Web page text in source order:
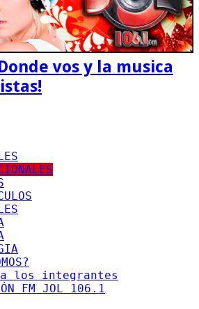
vos y la musica
a los integrantes
FM JOL 106.1